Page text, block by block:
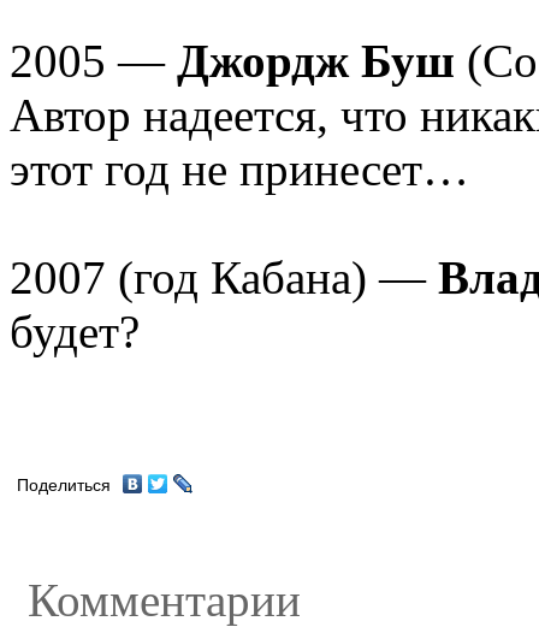
2005 — Джордж Буш
Автор надеется, что
этот год не принесет…
2007 (год Кабана) —
будет?
Поделиться
Комментарии